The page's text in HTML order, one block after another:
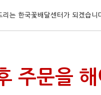
는 한국꽃배달센터가 되겠습니
주문을